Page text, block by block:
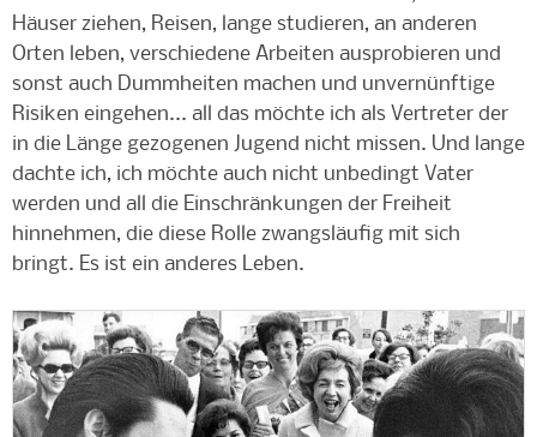
Häuser ziehen, Reisen, lange studieren, an anderen
Orten leben, verschiedene Arbeiten ausprobieren und
sonst auch Dummheiten machen und unvernünftige
Risiken eingehen... all das möchte ich als Vertreter der
in die Länge gezogenen Jugend nicht missen. Und lange
dachte ich, ich möchte auch nicht unbedingt Vater
werden und all die Einschränkungen der Freiheit
hinnehmen, die diese Rolle zwangsläufig mit sich
bringt. Es ist ein anderes Leben.